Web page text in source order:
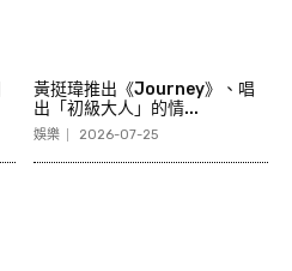
黃挺瑋推出《Journey》、唱
出「初級大人」的情...
娛樂 2026-07-25